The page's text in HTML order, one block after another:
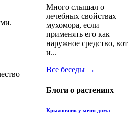
Много слышал о
лечебных свойствах
мухомора, если
применять его как
наружное средство, вот
и...
Все беседы →
Блоги о растениях
Крыжовник у меня дома